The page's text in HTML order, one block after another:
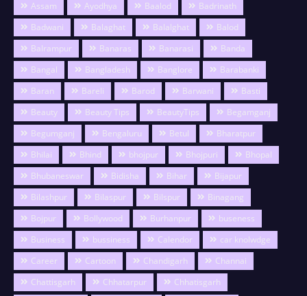
Assam
Ayodhya Baalod
Badrinath
Badwani
Balaghat Balalghat
Balod
Balrampur
Banaras Banarasi
Banda
Bangal
Bangladesh Banglore
Barabanki
Baran
Bareli Barod Barwani
Basti
Beauty
Beauty Tips BeautyTips
Begamganj
Begumganj
Bengaluru Betul
Bharatpur
Bhilai
Bhind bhojpur Bhojpuri
Bhopal
Bhubaneswar
Bidisha Bihar
Bijapur
Bilashpur
Bilaspur Bilspur
Binagang
Bojpur
Bollywood Burhanpur
buseness
Business
bussiness Calendor
car knolwdge
Career
Cartoon Chandigarh
Channai
Chattisgarh
Chhatarpur
Chhatisgarh